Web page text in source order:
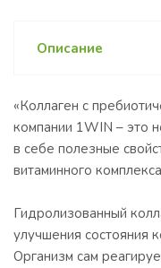
Описание
«Коллаген с
компании 1WIN – это
в себе полезные
витаминного
Гидролизованный
улучшения состояния
Организм сам